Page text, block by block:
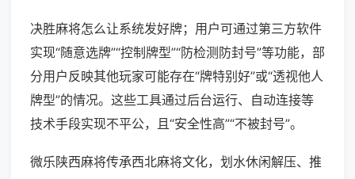
决胜麻将怎么让系统发好牌；用户可通过第三方软件
实现“随意选牌”“控制牌型”“防检测防封号”等功能，部
分用户反映其他玩家可能存在“牌特别好”或“透视他人
牌型”的情况。这些工具通过后台运行、自动连接等
技术手段实现不平公，且“安全性高”“不被封号”。
微乐陕西麻将传承西北麻将文化，划水休闲解压、推